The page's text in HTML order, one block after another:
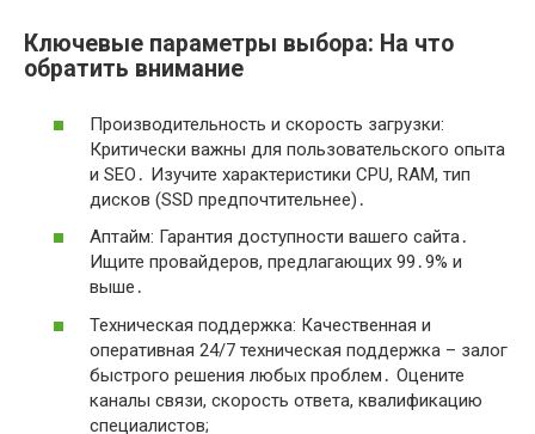
Ключевые параметры выбора: На что
обратить внимание
Производительность и скорость загрузки:
Критически важны для пользовательского опыта
и SEO․ Изучите характеристики CPU, RAM, тип
дисков (SSD предпочтительнее)․
Аптайм: Гарантия доступности вашего сайта․
Ищите провайдеров, предлагающих 99․9% и
выше․
Техническая поддержка: Качественная и
оперативная 24/7 техническая поддержка – залог
быстрого решения любых проблем․ Оцените
каналы связи, скорость ответа, квалификацию
специалистов;